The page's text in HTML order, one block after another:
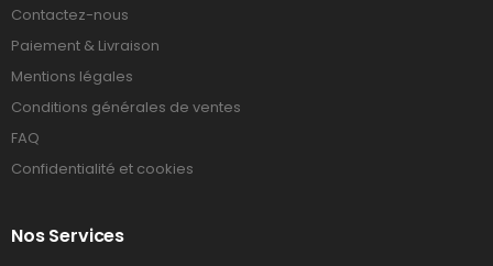
Contactez-nous
Paiement & Livraison
Mentions légales
Conditions générales de ventes
FAQ
Confidentialité et cookies
Nos Services